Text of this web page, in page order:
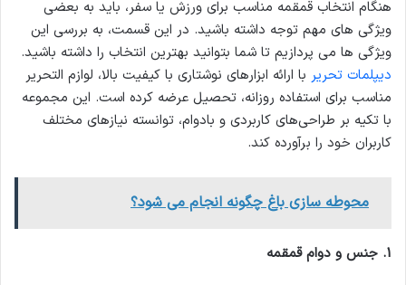
هنگام انتخاب قمقمه مناسب برای ورزش یا سفر، باید به بعضی
ویژگی های مهم توجه داشته باشید. در این قسمت، به بررسی این
ویژگی ها می پردازیم تا شما بتوانید بهترین انتخاب را داشته باشید.
دیپلمات تحریر با ارائه ابزارهای نوشتاری با کیفیت بالا، لوازم التحریر
مناسب برای استفاده روزانه، تحصیل عرضه کرده است. این مجموعه
با تکیه بر طراحی‌های کاربردی و بادوام، توانسته نیازهای مختلف
کاربران خود را برآورده کند.
محوطه سازی باغ چگونه انجام می شود؟
1. جنس و دوام قمقمه